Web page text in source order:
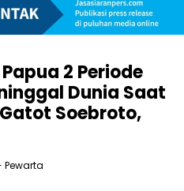
2 Periode
Dunia Saat
Soebroto,
Pewarta